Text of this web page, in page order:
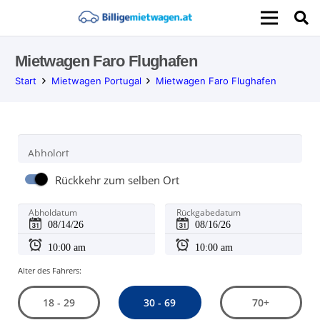
Mietwagen Faro Flughafen
Start Mietwagen Portugal Mietwagen Faro Flughafen
Abholort
Rückkehr zum selben Ort
Abholdatum Rückgabedatum
Alter des Fahrers:
18 - 29 30 - 69 70+